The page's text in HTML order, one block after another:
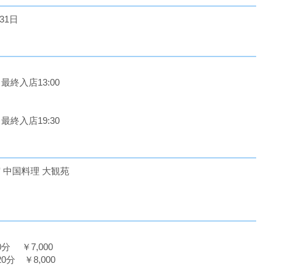
日
終入店13:00
終入店19:30
中国料理 大観苑
分 ￥7,000
分 ￥8,000